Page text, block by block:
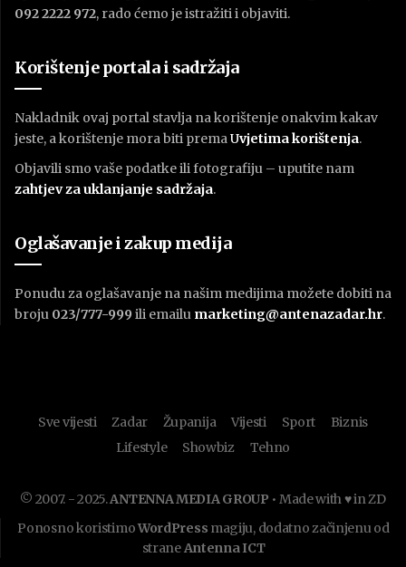
092 2222 972, rado ćemo je istražiti i objaviti.
Korištenje portala i sadržaja
Nakladnik ovaj portal stavlja na korištenje onakvim kakav
jeste, a korištenje mora biti premaUvjetima korištenja.
Objavili smo vaše podatke ili fotografiju – uputite nam
zahtjev za uklanjanje sadržaja.
Oglašavanje i zakup medija
Ponudu za oglašavanje na našim medijima možete dobiti na
broju 023/777-999 ili emailu marketing@antenazadar.hr.
Sve vijesti Zadar Županija Vijesti Sport
Biznis
Lifestyle
Showbiz Tehno
© 2007. - 2025.ANTENNA MEDIA GROUP • Made with ♥ in ZD
Ponosno koristimoWordPress magiju, dodatno začinjenu od
straneAntenna ICT